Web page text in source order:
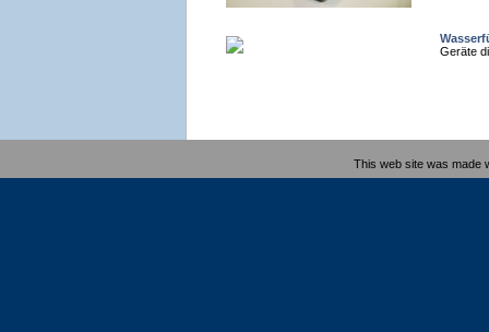
Geräte
This web site was made